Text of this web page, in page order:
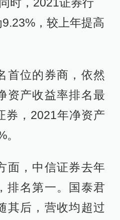
时，2021证券行
，较上年提高
首位的券商，依然
资产收益率排名最
券，2021年净资产
面，中信证券去年
排名第一。国泰君
其后，营收均超过